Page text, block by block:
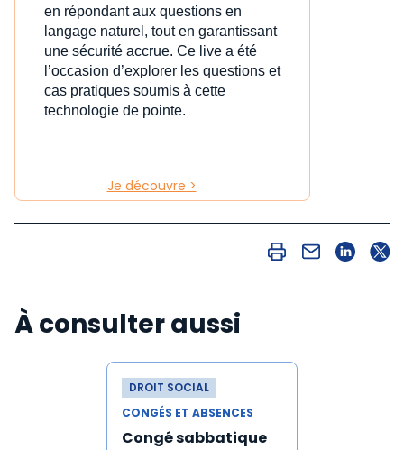
en répondant aux questions en
langage naturel, tout en garantissant
une sécurité accrue. Ce live a été
l’occasion d’explorer les questions et
cas pratiques soumis à cette
technologie de pointe.
Je découvre >
À consulter aussi
DROIT SOCIAL
CONGÉS ET ABSENCES
Congé sabbatique